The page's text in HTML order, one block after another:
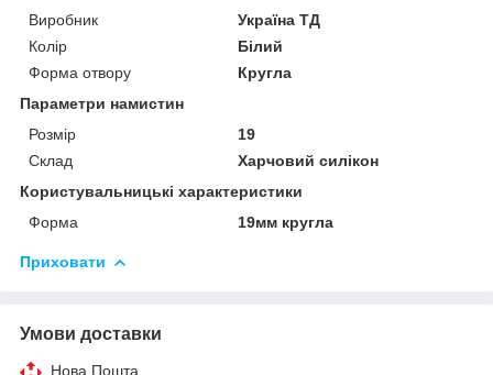
Виробник
Україна ТД
Колір
Білий
Форма отвору
Кругла
Параметри намистин
Розмір
19
Склад
Харчовий силікон
Користувальницькі характеристики
Форма
19мм кругла
Приховати
Умови доставки
Нова Пошта